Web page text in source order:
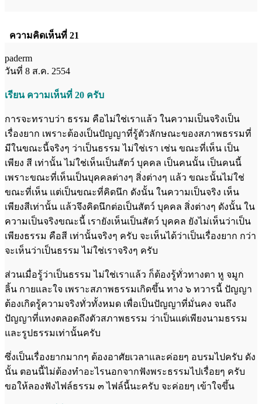
ความคิดเห็นที่ 21
paderm
วันที่ 8 ส.ค. 2554
เรียน ความเห็นที่ 20 ครับ
การจะทราบว่า ธรรม คือไม่ใช่เราแล้ว ในความเป็นจริงเป็น
เรื่องยาก เพราะต้องเป็นปัญญาที่รู้ตัวลักษณะของสภาพธรรมที่
มีในขณะนี้จริงๆ ว่าเป็นธรรม ไม่ใช่เรา เช่น ขณะที่เห็น เป็น
เพียง สี เท่านั้น ไม่ใช่เห็นเป็นสัตว์ บุคคล เป็นคนนั้น เป็นคนนี้
เพราะขณะที่เห็นเป็นบุคคลต่างๆ สิ่งต่างๆ แล้ว ขณะนั้นไม่ใช่
ขณะที่เห็น แต่เป็นขณะที่คิดนึก ดังนั้น ในความเป็นจริง เห็น
เพียงสีเท่านั้น แล้วจึงคิดนึกต่อเป็นสัตว์ บุคคล สิ่งต่างๆ ดังนั้น ใน
ความเป็นจริงขณะนี้ เรายังเห็นเป็นสัตว์ บุคคล ยังไม่เห็นว่าเป็น
เพียงธรรม คือสี เท่านั้นจริงๆ ครับ จะเห็นได้ว่าเป็นเรื่องยาก กว่า
จะเห็นว่าเป็นธรรม ไม่ใช่เราจริงๆ ครับ
ส่วนเมื่อรู้ว่าเป็นธรรม ไม่ใช่เราแล้ว ก็ต้องรู้ทั่วทางตา หู จมูก
ลิ้น กายและใจ เพราะสภาพธรรมเกิดขึ้น ทาง ๖ ทวารนี้ ปัญญา
ต้องเกิดรู้ความจริงทั่วทั้งหมด เพื่อเป็นปัญญาที่มั่นคง จนถึง
ปัญญาที่แทงตลอดถึงตัวสภาพธรรม ว่าเป็นแต่เพียงนามธรรม
และรูปธรรมเท่านั้นครับ
ซึ่งเป็นเรื่องยากมากๆ ต้องอาศัยเวลาและค่อยๆ อบรมไปครับ ดัง
นั้น ตอนนี้ไม่ต้องทำอะไรนอกจากฟังพระธรรมไปเรื่อยๆ ครับ
ขอให้ลองฟังไฟล์ธรรม ๓ ไฟล์นี้นะครับ จะค่อยๆ เข้าใจขึ้น